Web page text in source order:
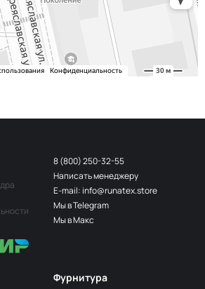
2400000591344
2400000591306
2400000591351
2400000591382
2400000591221
2400000591474
2400000590996
Фурнитура
8 (800) 250-32-55
Написать менеджеру
E-mail: info@runatex.store
Мы в Telegram
Мы в Макс